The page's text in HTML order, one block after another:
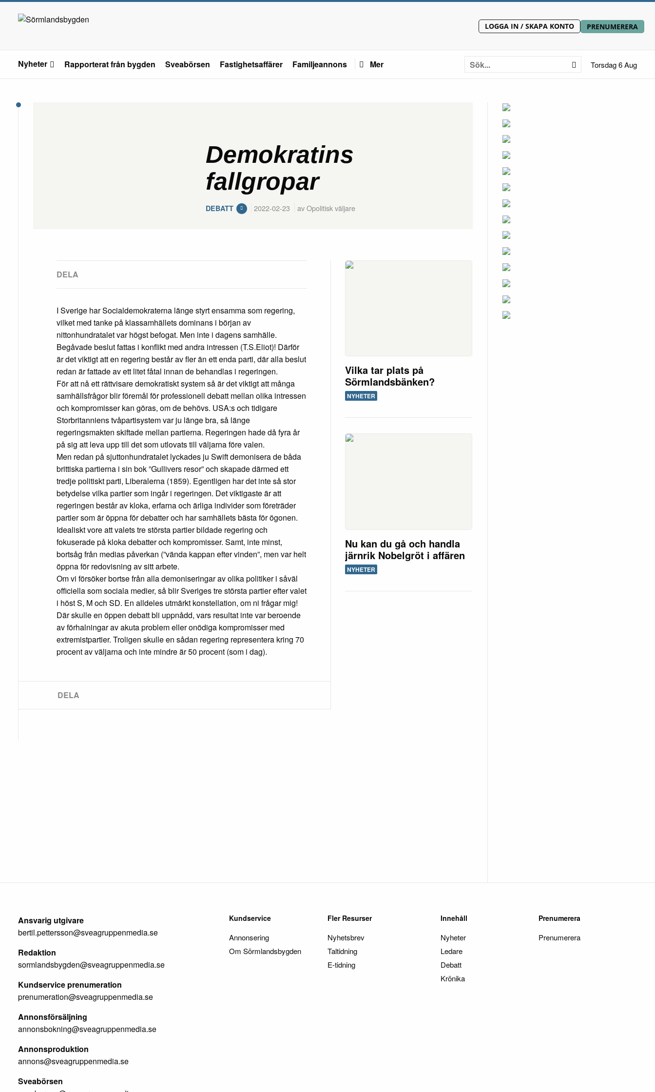
LOGGA IN / SKAPA KONTO PRENUMERERA
Nyheter Rapporterat från bygden Sveabörsen Fastighetsaffärer Familjeannons Mer Torsdag 6 Aug
Demokratins
fallgropar
DEBATT 2022-02-23 av Opolitisk väljare
I Sverige har Socialdemokraterna länge styrt ensamma som regering,
vilket med tanke på klassamhällets dominans i början av
nittonhundratalet var högst befogat. Men inte i dagens samhälle.
Begåvade beslut fattas i konflikt med andra intressen (T.S.Eliot)! Därför
är det viktigt att en regering består av fler än ett enda parti, där alla beslut
redan är fattade av ett litet fåtal innan de behandlas i regeringen.
För att nå ett rättvisare demokratiskt system så är det viktigt att många
samhällsfrågor blir föremål för professionell debatt mellan olika intressen
och kompromisser kan göras, om de behövs. USA:s och tidigare
Storbritanniens tvåpartisystem var ju länge bra, så länge
regeringsmakten skiftade mellan partierna. Regeringen hade då fyra år
på sig att leva upp till det som utlovats till väljarna före valen.
Men redan på sjuttonhundratalet lyckades ju Swift demonisera de båda
brittiska partierna i sin bok ”Gullivers resor” och skapade därmed ett
tredje politiskt parti, Liberalerna (1859). Egentligen har det inte så stor
betydelse vilka partier som ingår i regeringen. Det viktigaste är att
regeringen består av kloka, erfarna och ärliga individer som företräder
partier som är öppna för debatter och har samhällets bästa för ögonen.
Idealiskt vore att valets tre största partier bildade regering och
fokuserade på kloka debatter och kompromisser. Samt, inte minst,
bortsåg från medias påverkan (”vända kappan efter vinden”, men var helt
öppna för redovisning av sitt arbete.
Om vi försöker bortse från alla demoniseringar av olika politiker i såväl
officiella som sociala medier, så blir Sveriges tre största partier efter valet
i höst S, M och SD. En alldeles utmärkt konstellation, om ni frågar mig!
Där skulle en öppen debatt bli uppnådd, vars resultat inte var beroende
av förhalningar av akuta problem eller onödiga kompromisser med
extremistpartier. Troligen skulle en sådan regering representera kring 70
procent av väljarna och inte mindre är 50 procent (som i dag).
Vilka tar plats på
Sörmlandsbänken?
NYHETER
Nu kan du gå och handla
järnrik Nobelgröt i affären
NYHETER
Ansvarig utgivare
bertil.pettersson@sveagruppenmedia.se
Redaktion
sormlandsbygden@sveagruppenmedia.se
Kundservice prenumeration
prenumeration@sveagruppenmedia.se
Annonsförsäljning
annonsbokning@sveagruppenmedia.se
Annonsproduktion
annons@sveagruppenmedia.se
Sveabörsen
Kundservice
Annonsering
Om Sörmlandsbygden
Fler Resurser
Nyhetsbrev
Taltidning
E-tidning
Innehåll
Nyheter
Ledare
Debatt
Krönika
Prenumerera
Prenumerera